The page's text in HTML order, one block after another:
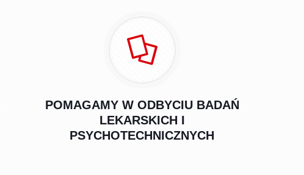
POMAGAMY W ODBYCIU BADAŃ
LEKARSKICH I
PSYCHOTECHNICZNYCH